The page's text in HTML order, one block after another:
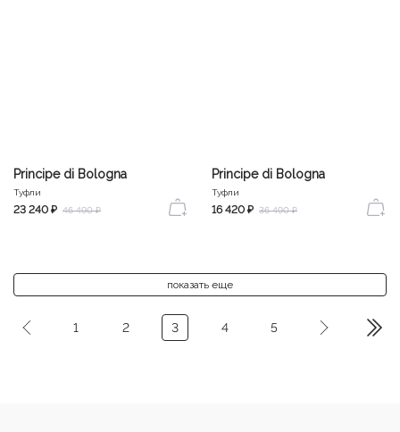
Principe di Bologna
Туфли
23 240 ₽ 46 490 ₽
Principe di Bologna
Туфли
16 420 ₽ 36 490 ₽
показать еще
1 2 3 4 5